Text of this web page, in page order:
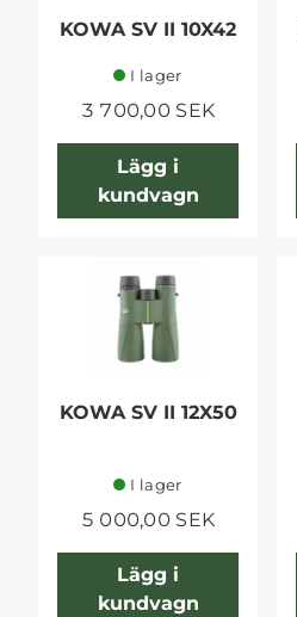
KOWA SV II 10X42
I lager
3 700,00 SEK
Lägg i
kundvagn
KOWA SV II 12X50
I lager
5 000,00 SEK
Lägg i
kundvagn